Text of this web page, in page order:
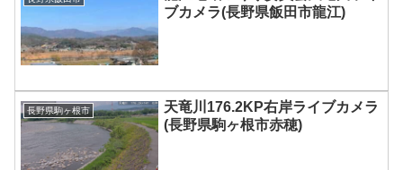
ブカメラ(長野県飯田市龍江)
長野県駒ヶ根市
天竜川176.2KP右岸ライブカメラ
(長野県駒ヶ根市赤穂)